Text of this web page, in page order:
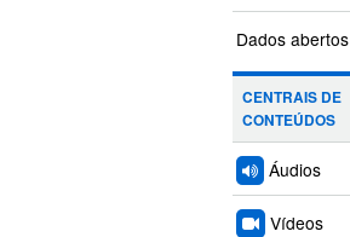
Dados abertos
CENTRAIS DE
CONTEÚDOS
Áudios
Vídeos